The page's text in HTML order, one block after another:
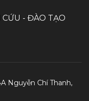
CỨU - ĐÀO TẠO
Nguyễn Chí Thanh,